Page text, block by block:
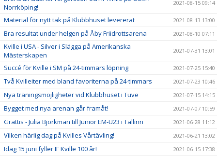
Norrköping!
2021-08-15 09:14
Material för nytt tak på Klubbhuset levererat 2021-08-13 13:00
Bra resultat under helgen på Åby Friidrottsarena 2021-08-10 07:11
Kville i USA - Silver i Slägga på Amerikanska
Mästerskapen
2021-07-31 13:01
Succé för Kville i SM på 24-timmars löpning 2021-07-25 15:40
Två Kvilleiter med bland favoriterna på 24-timmars 2021-07-23 10:46
Nya träningsmöjligheter vid Klubbhuset i Tuve 2021-07-15 14:15
Bygget med nya arenan går framåt! 2021-07-07 10:59
Grattis - Julia Björkman till Junior EM-U23 i Tallinn 2021-06-28 11:12
Vilken härlig dag på Kvilles Vårtävling! 2021-06-21 13:02
Idag 15 juni fyller IF Kville 100 år! 2021-06-15 17:38